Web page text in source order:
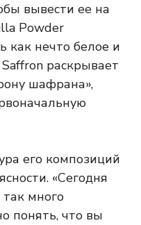
вывести ее на
Powder
как нечто белое и
раскрывает
шафрана»,
его композиций
«Сегодня
много
понять, что вы